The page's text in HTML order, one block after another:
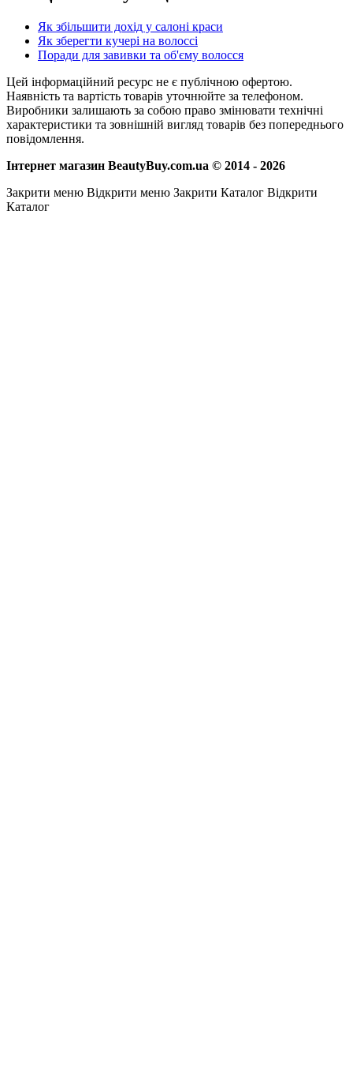
Як збільшити дохід у салоні краси
Як зберегти кучері на волоссі
Поради для завивки та об'єму волосся
Цей інформаційний ресурс не є публічною офертою.
Наявність та вартість товарів уточнюйте за телефоном.
Виробники залишають за собою право змінювати технічні
характеристики та зовнішній вигляд товарів без попереднього
повідомлення.
Інтернет магазин BeautyBuy.com.ua © 2014 - 2026
Закрити меню Відкрити меню Закрити Каталог Відкрити
Каталог